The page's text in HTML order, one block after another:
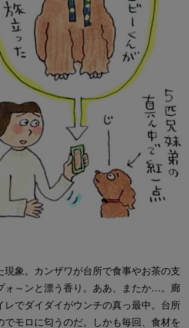
現象。カンザワが台所で食事やお茶の支
ォ～ンと漂う香り。ああ、またか…。廊
レでダイダイがウンチの真っ最中。台所
でモロに匂うのだ。しかも毎回、食材を